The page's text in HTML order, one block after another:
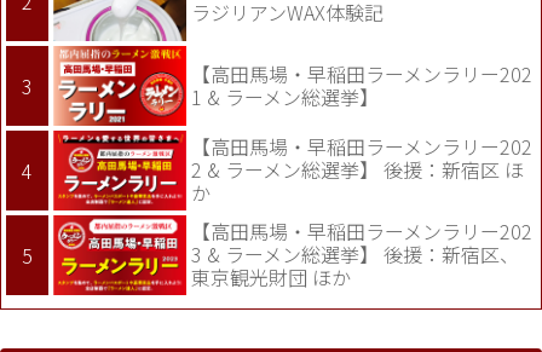
ラジリアンWAX体験記
【高田馬場・早稲田ラーメンラリー202
1 & ラーメン総選挙】
【高田馬場・早稲田ラーメンラリー202
2 & ラーメン総選挙】 後援：新宿区 ほ
か
【高田馬場・早稲田ラーメンラリー202
3 & ラーメン総選挙】 後援：新宿区、
東京観光財団 ほか